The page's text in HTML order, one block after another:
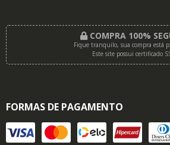
COMPRA 100%
Fique tranquilo, sua compra está
Este site possui certificado
FORMAS DE PAGAMENTO